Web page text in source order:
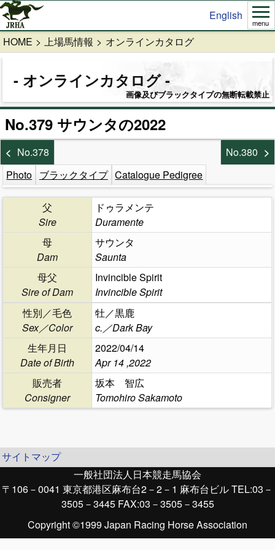
English
menu
HOME 上場馬情報 オンラインカタログ
オンラインカタログ
画像及びブラックタイプの無断転載禁止
No.379 サウンタの2022
No.378
No.380
Photo ブラックタイプ Catalogue Pedigree
父
Sire
ドゥラメンテ
Duramente
母
Dam
サウンタ
Saunta
母父
Sire of Dam
Invincible Spirit
Invincible Spirit
性別／毛色
Sex／Color
牡／黒鹿
c.／Dark Bay
生年月日
Date of Birth
2022/04/14
Apr 14 ,2022
販売者
Consigner
坂本 智広
Tomohiro Sakamoto
サイトマップ
一般社団法人日本競走馬協会
〒106－0041 東京都港区麻布台2－2－1 麻布台ビル TEL:03－
3505－3445 FAX:03－3505－3455
Copyright ©1999 Japan Racing Horse Association